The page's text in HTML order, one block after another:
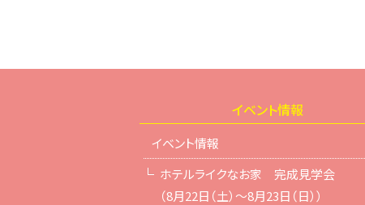
イベント情報
イベント情報
ホテルライクなお家 完成見学会
（8月22日（土）～8月23日（日））